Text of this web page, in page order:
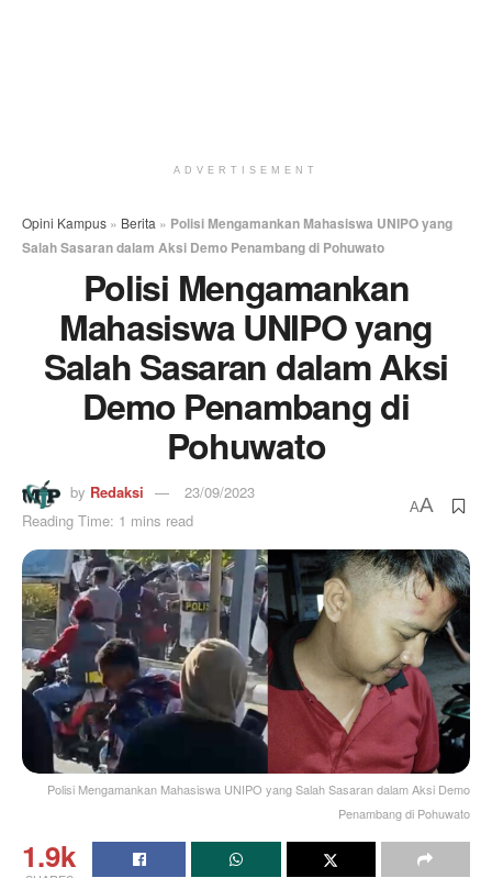
ADVERTISEMENT
Opini Kampus » Berita » Polisi Mengamankan Mahasiswa UNIPO yang
Salah Sasaran dalam Aksi Demo Penambang di Pohuwato
Polisi Mengamankan
Mahasiswa UNIPO yang
Salah Sasaran dalam Aksi
Demo Penambang di
Pohuwato
by Redaksi
23/09/2023
Reading Time: 1 mins read
AA
Polisi Mengamankan Mahasiswa UNIPO yang Salah Sasaran dalam Aksi Demo
Penambang di Pohuwato
1.9k